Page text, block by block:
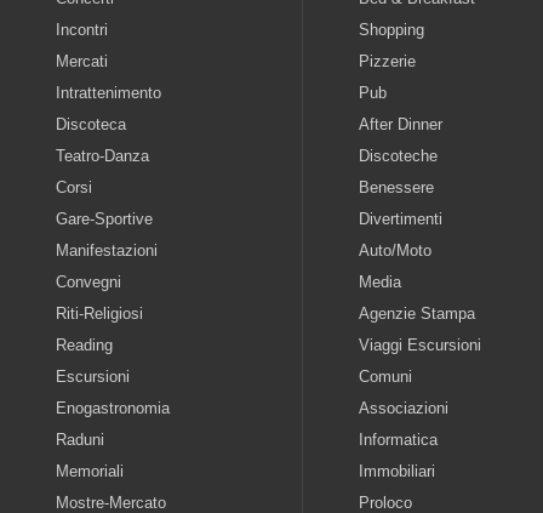
Incontri
Mercati
Intrattenimento
Discoteca
Teatro-Danza
Corsi
Gare-Sportive
Manifestazioni
Convegni
Riti-Religiosi
Reading
Escursioni
Enogastronomia
Raduni
Memoriali
Mostre-Mercato
Shopping
Pizzerie
Pub
After Dinner
Discoteche
Benessere
Divertimenti
Auto/Moto
Media
Agenzie Stampa
Viaggi Escursioni
Comuni
Associazioni
Informatica
Immobiliari
Proloco